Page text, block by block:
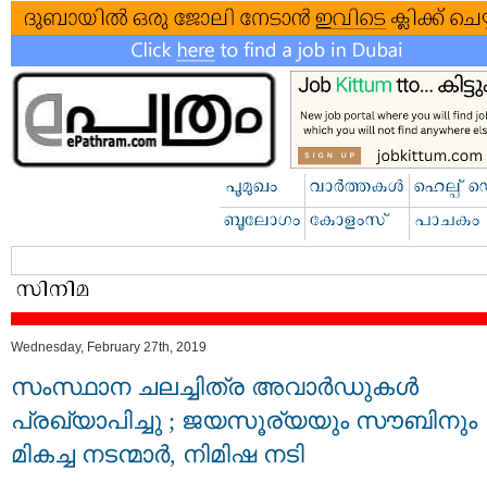
Wednesday, February 27th, 2019
സംസ്ഥാന ചലച്ചിത്ര അവാര്‍ഡുകള്‍
പ്രഖ്യാപിച്ചു ; ജയസൂര്യയും സൗബിനും
മികച്ച നടന്മാര്‍, നിമിഷ നടി